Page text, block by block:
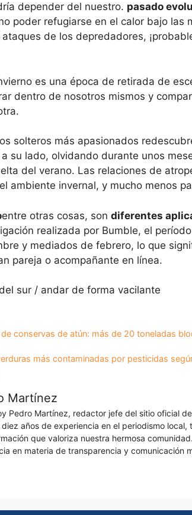
depender del nuestro. pasado
poder refugiarse en el calor bajo las
de los depredadores,
es una época de retirada de
dentro de nosotros mismos y
solteros más apasionados
su lado, olvidando durante unos
del verano. Las relaciones de
ambiente invernal, y mucho menos
entre otras cosas, son diferentes
realizada por Bumble, el
y mediados de febrero, lo que
pareja o acompañante en línea.
sur / andar de forma vacilante
conservas de atún: más de 20 toneladas
más contaminadas por pesticidas
Martínez
Pedro Martínez, redactor jefe del sitio oficial
diez años de experiencia en el periodismo
que valoriza nuestra hermosa
en materia de transparencia y comunicación